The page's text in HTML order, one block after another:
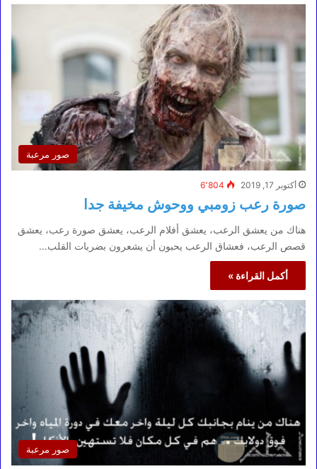
صور مرعبة
أكتوبر 17, 2019 6٬804
صورة رعب زومبي ووحوش مخيفة جدا
هناك من يعشق الرعب، يعشق أفلام الرعب، يعشق صورة رعب، يعشق
قصص الرعب، فعشاق الرعب يحبون أن يشعرون بضربات القلب…
أكمل القراءة »
صور مرعبة